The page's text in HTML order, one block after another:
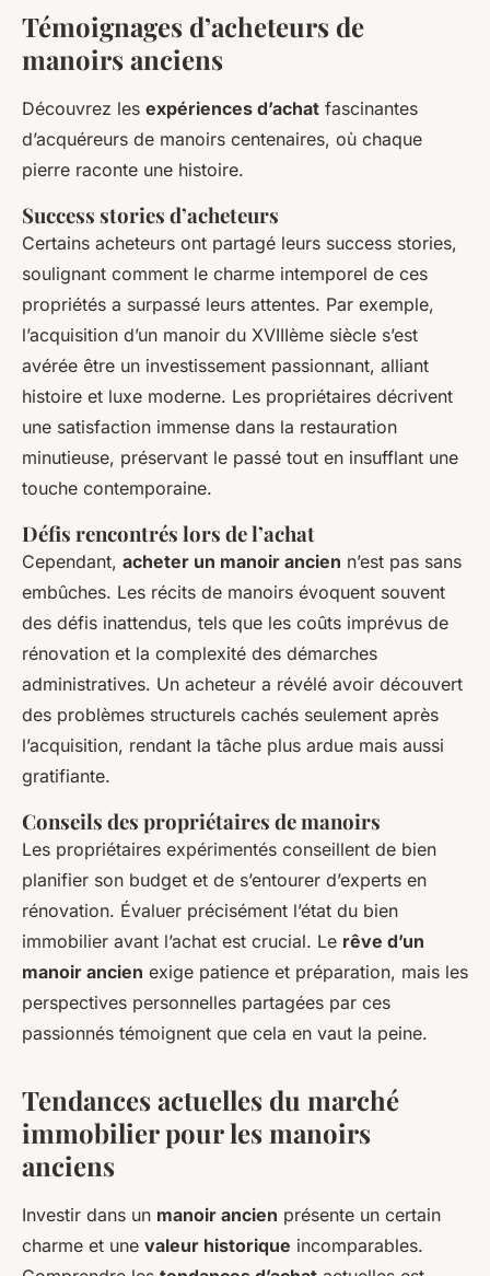
Témoignages d’acheteurs de
manoirs anciens
Découvrez les expériences d’achat fascinantes
d’acquéreurs de manoirs centenaires, où chaque
pierre raconte une histoire.
Success stories d’acheteurs
Certains acheteurs ont partagé leurs success stories,
soulignant comment le charme intemporel de ces
propriétés a surpassé leurs attentes. Par exemple,
l’acquisition d’un manoir du XVIIIème siècle s’est
avérée être un investissement passionnant, alliant
histoire et luxe moderne. Les propriétaires décrivent
une satisfaction immense dans la restauration
minutieuse, préservant le passé tout en insufflant une
touche contemporaine.
Défis rencontrés lors de l’achat
Cependant, acheter un manoir ancien n’est pas sans
embûches. Les récits de manoirs évoquent souvent
des défis inattendus, tels que les coûts imprévus de
rénovation et la complexité des démarches
administratives. Un acheteur a révélé avoir découvert
des problèmes structurels cachés seulement après
l’acquisition, rendant la tâche plus ardue mais aussi
gratifiante.
Conseils des propriétaires de manoirs
Les propriétaires expérimentés conseillent de bien
planifier son budget et de s’entourer d’experts en
rénovation. Évaluer précisément l’état du bien
immobilier avant l’achat est crucial. Le rêve d’un
manoir ancien exige patience et préparation, mais les
perspectives personnelles partagées par ces
passionnés témoignent que cela en vaut la peine.
Tendances actuelles du marché
immobilier pour les manoirs
anciens
Investir dans un manoir ancien présente un certain
charme et une valeur historique incomparables.